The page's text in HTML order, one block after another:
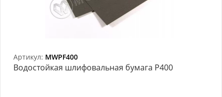
Артикул: MWPF400
Bодостойкая шлифовальная бумага P400